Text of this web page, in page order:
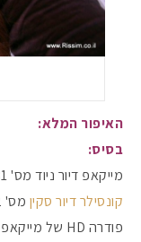
האיפור המלא:
בסיס:
מייקאפ דיור ניוד מס' 031 (לרכישה:
קונסילר דיור סקין מס' 2 – Beige (לרכישה:
פודרה HD של מייקאפ פוראבר